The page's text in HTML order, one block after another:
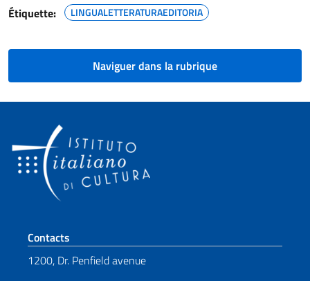
Étiquette: LINGUALETTERATURAEDITORIA
Naviguer dans la rubrique
Section de pied de page
Contacts
1200, Dr. Penfield avenue